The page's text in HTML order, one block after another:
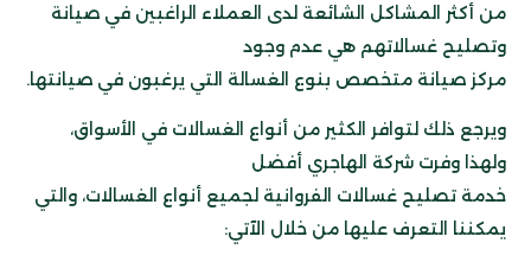
من أكثر المشاكل الشائعة لدى العملاء الراغبين في صيانة
وتصليح غسالاتهم هي عدم وجود
مركز صيانة متخصص بنوع الغسالة التي يرغبون في صيانتها.
ويرجع ذلك لتوافر الكثير من أنواع الغسالات في الأسواق،
ولهذا وفرت شركة الهاجري أفضل
خدمة تصليح غسالات الفروانية لجميع أنواع الغسالات، والتي
يمكننا التعرف عليها من خلال الآتي: